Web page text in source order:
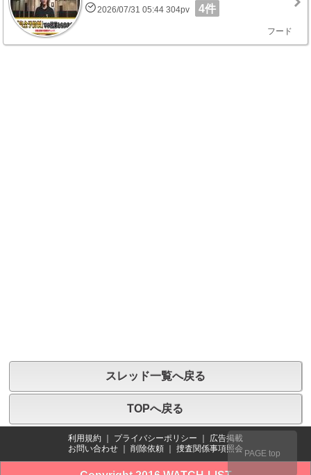
2026/07/31 05:44 304pv 4件
フード
スレッド一覧へ戻る
TOPへ戻る
利用規約 ｜ プライバシーポリシー ｜ 広告掲載
お問い合わせ ｜ 削除依頼 ｜ 捜査関係事項照会
PAGE top